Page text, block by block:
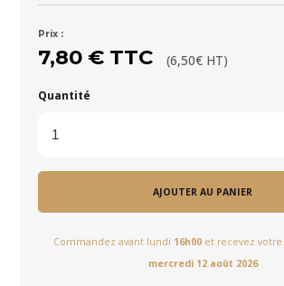
Prix :
7,80 € TTC (6,50€ HT)
Quantité
AJOUTER AU PANIER
Commandez avant lundi 16h00et recevez
mercredi 12 août 2026